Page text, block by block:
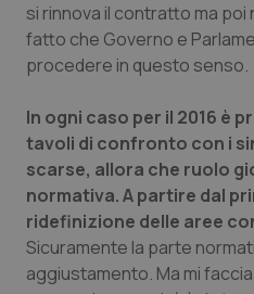
Quotidiano
Quotidiano
Quotidiano Pediatria
Rene & patologie
si rinnova il contratto ma poi
fatto che Governo e
procedere in questo senso.
In ogni caso per il 2016 è
tavoli di confronto con i
scarse, allora che ruolo
normativa. A partire dal
ridefinizione delle aree
Sicuramente la parte
aggiustamento. Ma mi